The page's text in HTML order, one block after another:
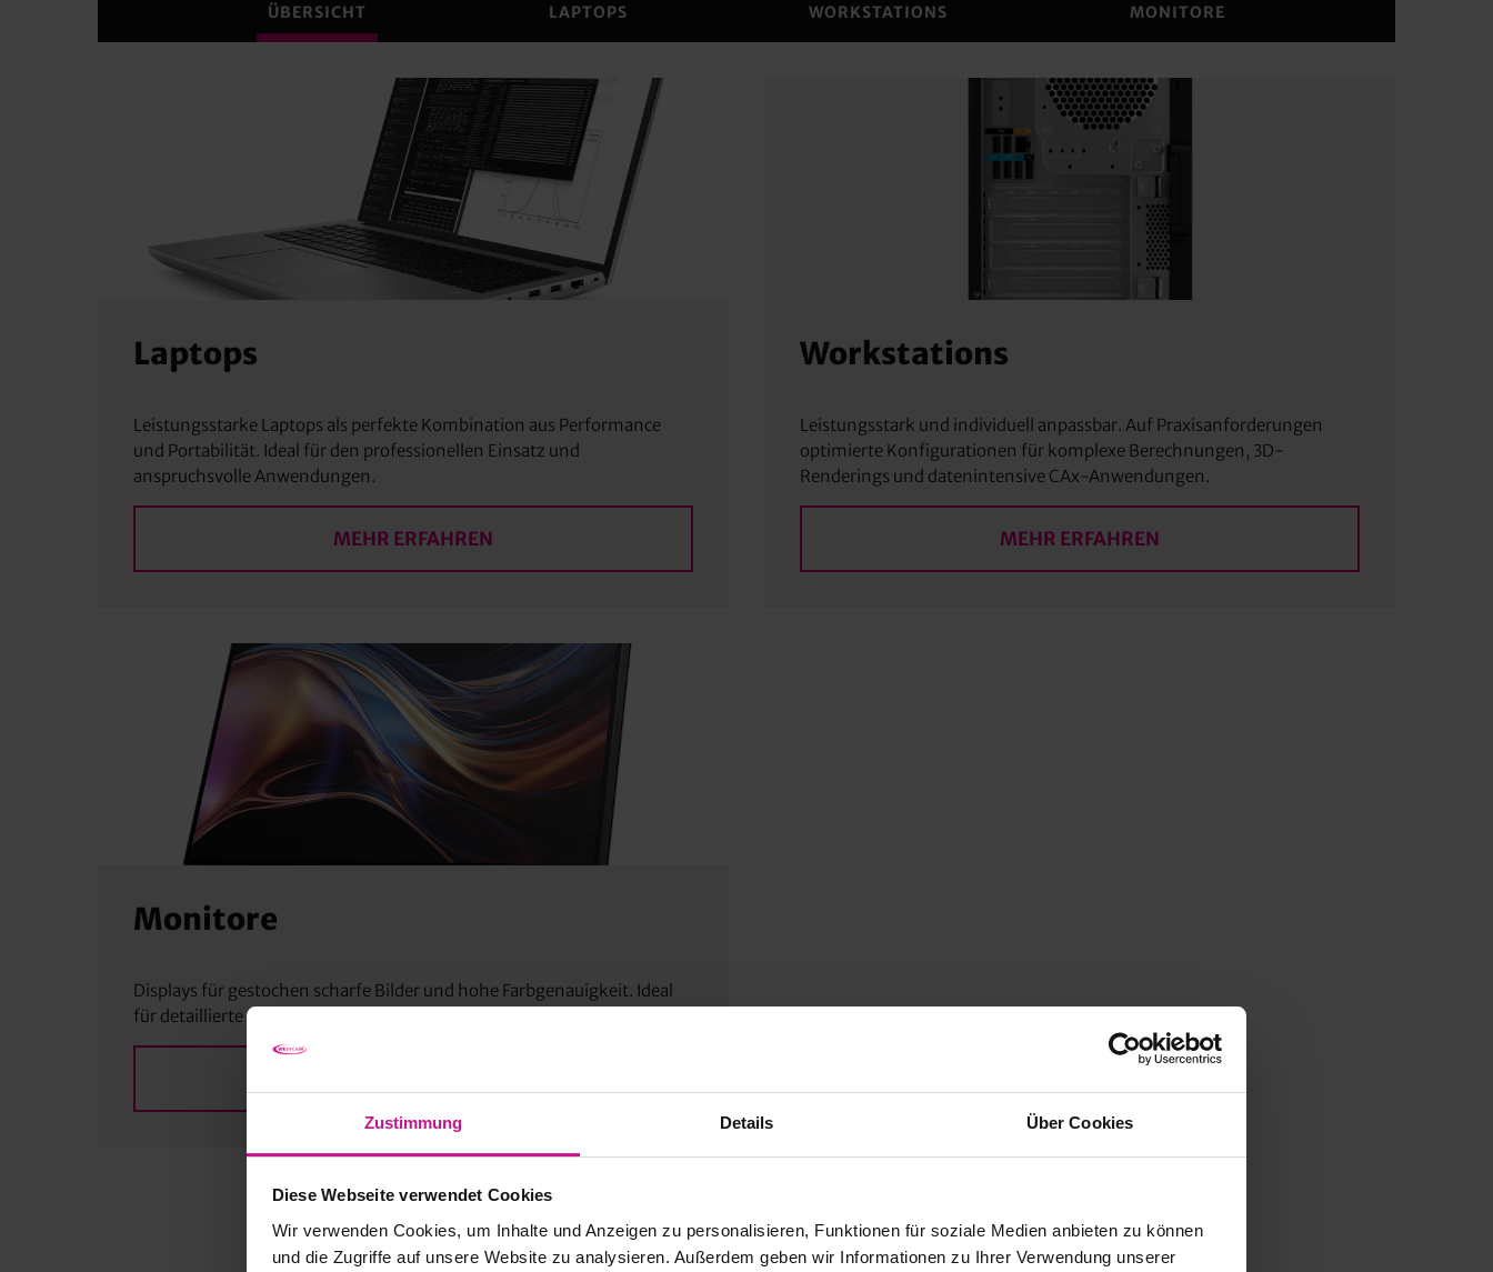
Zustimmung Details Über Cookies
Diese Webseite verwendet Cookies
Wir verwenden Cookies, um Inhalte und Anzeigen zu personalisieren, Funktionen für soziale Medien anbieten zu können
und die Zugriffe auf unsere Website zu analysieren. Außerdem geben wir Informationen zu Ihrer Verwendung unserer
ÜBERSICHT LAPTOPS WORKSTATIONS MONITORE
Laptops
Leistungsstarke Laptops als perfekte Kombination aus Performance
und Portabilität. Ideal für den professionellen Einsatz und
anspruchsvolle Anwendungen.
MEHR ERFAHREN
Workstations
Leistungsstark und individuell anpassbar. Auf Praxisanforderungen
optimierte Konfigurationen für komplexe Berechnungen, 3D-
Renderings und datenintensive CAx-Anwendungen.
MEHR ERFAHREN
Monitore
Displays für gestochen scharfe Bilder und hohe Farbgenauigkeit. Ideal
für detaillierte Arbeiten und professionelle Präsentationen.